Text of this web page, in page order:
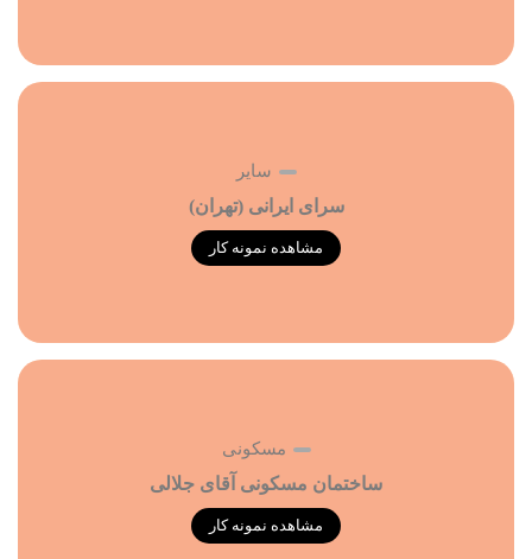
سایر
سرای ایرانی (تهران)
مشاهده نمونه کار
مسکونی
ساختمان مسکونی آقای جلالی
مشاهده نمونه کار